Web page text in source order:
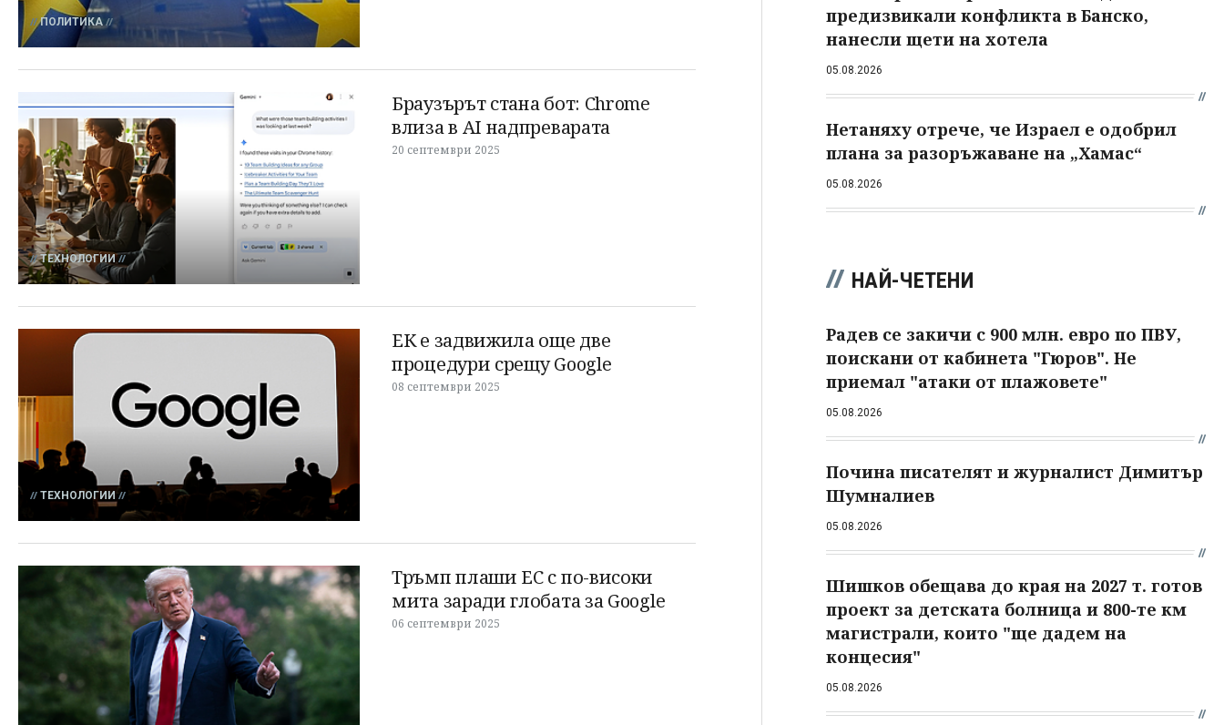
ПОЛИТИКА
ТЕХНОЛОГИИ
Браузърът стана бот: Chrome
влиза в AI надпреварата
20 септември 2025
ТЕХНОЛОГИИ
ЕК е задвижила още две
процедури срещу Google
08 септември 2025
Тръмп плаши ЕС с по-високи
мита заради глобата за Google
06 септември 2025
предизвикали конфликта в Банско,
нанесли щети на хотела
05.08.2026
Нетаняху отрече, че Израел е одобрил
плана за разоръжаване на „Хамас“
05.08.2026
НАЙ-ЧЕТЕНИ
Радев се закичи с 900 млн. евро по ПВУ,
поискани от кабинета "Гюров". Не
приемал "атаки от плажовете"
05.08.2026
Почина писателят и журналист Димитър
Шумналиев
05.08.2026
Шишков обещава до края на 2027 т. готов
проект за детската болница и 800-те км
магистрали, които "ще дадем на
концесия"
05.08.2026